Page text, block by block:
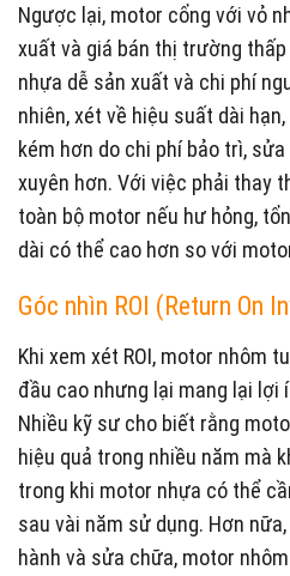
Ngược lại, motor cổng với vỏ
xuất và giá bán thị trường
nhựa dễ sản xuất và chi phí
nhiên, xét về hiệu suất dài
kém hơn do chi phí bảo trì,
xuyên hơn. Với việc phải thay
toàn bộ motor nếu hư hỏng,
dài có thể cao hơn so với
Góc nhìn ROI (Return On
Khi xem xét ROI, motor nhôm
đầu cao nhưng lại mang lại lợi
Nhiều kỹ sư cho biết rằng
hiệu quả trong nhiều năm mà
trong khi motor nhựa có thể
sau vài năm sử dụng. Hơn
hành và sửa chữa, motor